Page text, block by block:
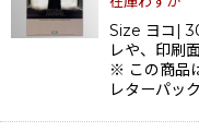
Size ヨコ|
レや、印刷
※ この商品
レターパッ